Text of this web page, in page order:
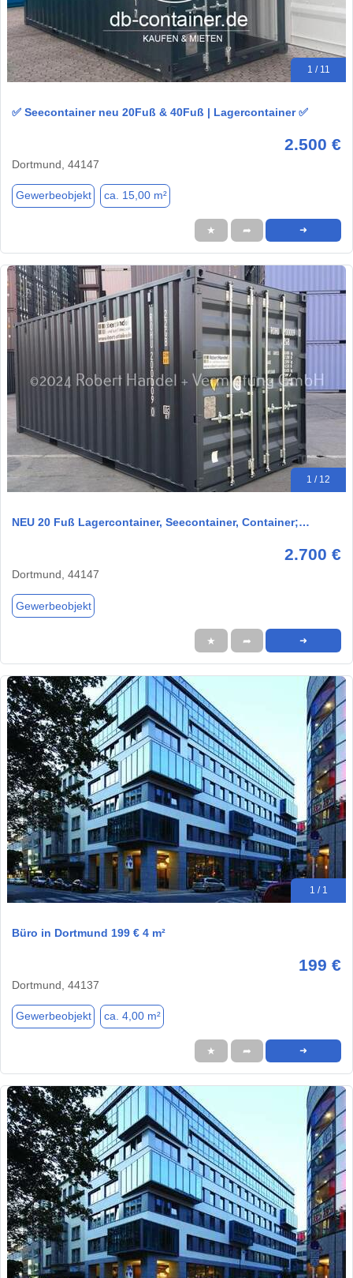
1 / 11
✅ Seecontainer neu 20Fuß & 40Fuß | Lagercontainer ✅
2.500 €
Dortmund, 44147
Gewerbeobjekt ca. 15,00 m²
★ ➦ ➜
1 / 12
NEU 20 Fuß Lagercontainer, Seecontainer, Container;…
2.700 €
Dortmund, 44147
Gewerbeobjekt
★ ➦ ➜
1 / 1
Büro in Dortmund 199 € 4 m²
199 €
Dortmund, 44137
Gewerbeobjekt ca. 4,00 m²
★ ➦ ➜